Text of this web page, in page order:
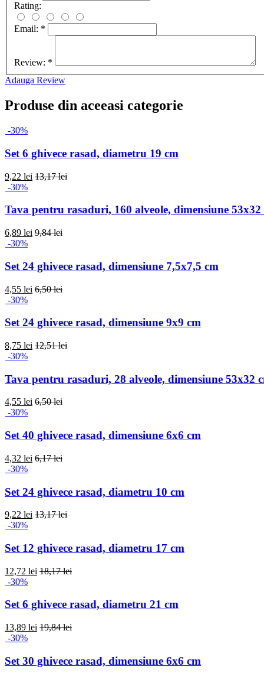
Rating:
Email: *
Review: *
Adauga Review
Produse din aceeasi categorie
-30%
Set 6 ghivece rasad, diametru 19 cm
9,22 lei 13,17 lei
-30%
Tava pentru rasaduri, 160 alveole, dimensiune 53x32
6,89 lei 9,84 lei
-30%
Set 24 ghivece rasad, dimensiune 7,5x7,5 cm
4,55 lei 6,50 lei
-30%
Set 24 ghivece rasad, dimensiune 9x9 cm
8,75 lei 12,51 lei
-30%
Tava pentru rasaduri, 28 alveole, dimensiune 53x32
4,55 lei 6,50 lei
-30%
Set 40 ghivece rasad, dimensiune 6x6 cm
4,32 lei 6,17 lei
-30%
Set 24 ghivece rasad, diametru 10 cm
9,22 lei 13,17 lei
-30%
Set 12 ghivece rasad, diametru 17 cm
12,72 lei 18,17 lei
-30%
Set 6 ghivece rasad, diametru 21 cm
13,89 lei 19,84 lei
-30%
Set 30 ghivece rasad, dimensiune 6x6 cm